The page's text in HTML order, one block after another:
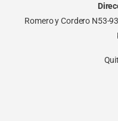
Romero y Cordero N53-